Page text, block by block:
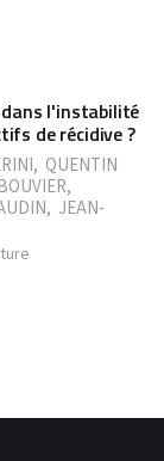
l'instabilité
de récidive ?
, QUENTIN
,
, JEAN-